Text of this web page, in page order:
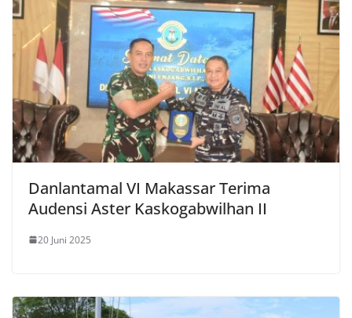
Danlantamal VI Makassar Terima
Audensi Aster Kaskogabwilhan II
20 Juni 2025